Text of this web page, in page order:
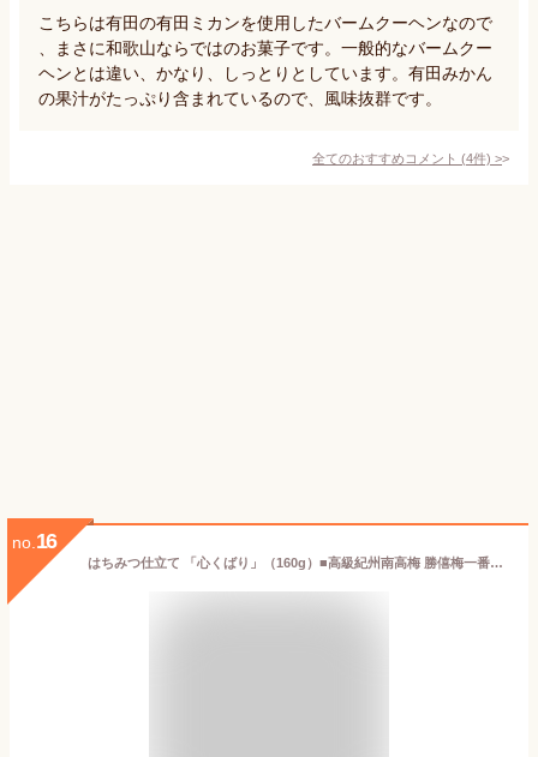
こちらは有田の有田ミカンを使用したバームクーヘンなので
、まさに和歌山ならではのお菓子です。一般的なバームクー
ヘンとは違い、かなり、しっとりとしています。有田みかん
の果汁がたっぷり含まれているので、風味抜群です。
全てのおすすめコメント (4件) >
no. 16
はちみつ仕立て 「心くばり」（160g）■高級紀州南高梅 勝僖梅一番人気の味 はちみつ梅 和歌山土産におすすめ 贈答 ギフト 御礼 御挨拶 お返し 法要 御供 お取り寄せ